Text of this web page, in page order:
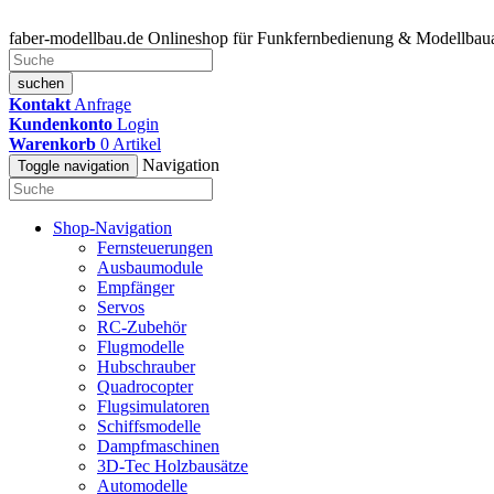
faber-modellbau.de Onlineshop für Funkfernbedienung &
suchen
Kontakt Anfrage
Kundenkonto Login
Warenkorb 0 Artikel
Toggle navigation Navigation
Shop-Navigation
Fernsteuerungen
Ausbaumodule
Empfänger
Servos
RC-Zubehör
Flugmodelle
Hubschrauber
Quadrocopter
Flugsimulatoren
Schiffsmodelle
Dampfmaschinen
3D-Tec Holzbausätze
Automodelle